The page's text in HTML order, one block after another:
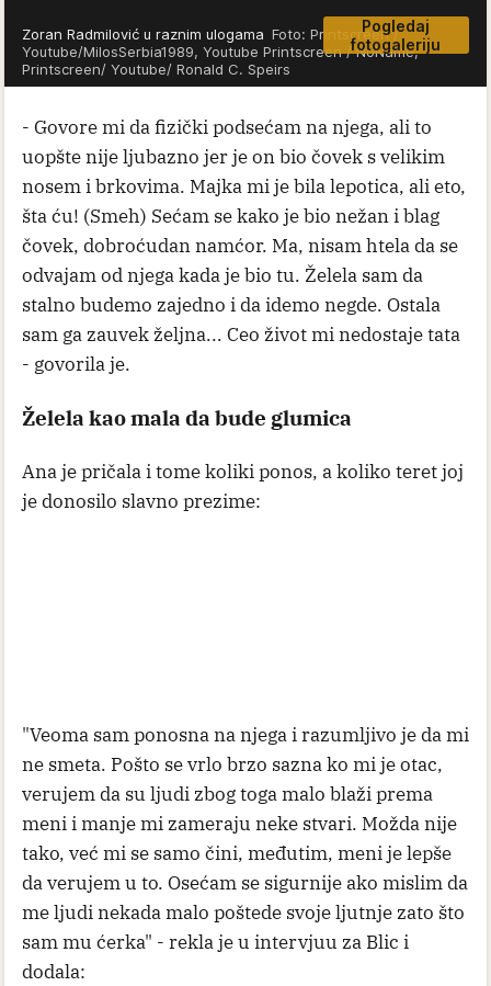
Pogledaj
fotogaleriju
Zoran Radmilović u raznim ulogama Foto: Printscreen /
Youtube/MilosSerbia1989, Youtube Printscreen / NoName,
Printscreen/ Youtube/ Ronald C. Speirs
- Govore mi da fizički podsećam na njega, ali to
uopšte nije ljubazno jer je on bio čovek s velikim
nosem i brkovima. Majka mi je bila lepotica, ali eto,
šta ću! (Smeh) Sećam se kako je bio nežan i blag
čovek, dobroćudan namćor. Ma, nisam htela da se
odvajam od njega kada je bio tu. Želela sam da
stalno budemo zajedno i da idemo negde. Ostala
sam ga zauvek željna... Ceo život mi nedostaje tata
- govorila je.
Želela kao mala da bude glumica
Ana je pričala i tome koliki ponos, a koliko teret joj
je donosilo slavno prezime:
"Veoma sam ponosna na njega i razumljivo je da mi
ne smeta. Pošto se vrlo brzo sazna ko mi je otac,
verujem da su ljudi zbog toga malo blaži prema
meni i manje mi zameraju neke stvari. Možda nije
tako, već mi se samo čini, međutim, meni je lepše
da verujem u to. Osećam se sigurnije ako mislim da
me ljudi nekada malo poštede svoje ljutnje zato što
sam mu ćerka" - rekla je u intervjuu za Blic i
dodala: